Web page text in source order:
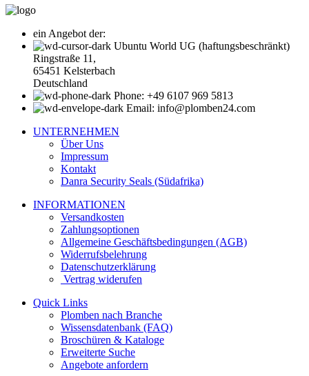
ein Angebot der:
Ubuntu World UG (haftungsbeschränkt)
Ringstraße 11,
65451 Kelsterbach
Deutschland
Phone: +49 6107 969 5813
Email: info@plomben24.com
UNTERNEHMEN
Über Uns
Impressum
Kontakt
Danra Security Seals (Südafrika)
INFORMATIONEN
Versandkosten
Zahlungsoptionen
Allgemeine Geschäftsbedingungen (AGB)
Widerrufsbelehrung
Datenschutzerklärung
Vertrag widerufen
Quick Links
Plomben nach Branche
Wissensdatenbank (FAQ)
Broschüren & Kataloge
Erweiterte Suche
Angebote anfordern